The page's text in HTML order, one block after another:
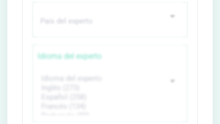
Idioma del experto